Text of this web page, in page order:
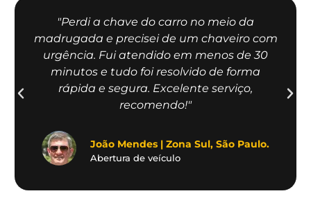
"Perdi a chave do carro no meio da
madrugada e precisei de um chaveiro com
urgência. Fui atendido em menos de 30
minutos e tudo foi resolvido de forma
rápida e segura. Excelente serviço,
recomendo!"
João Mendes | Zona Sul, São Paulo.
Abertura de veículo